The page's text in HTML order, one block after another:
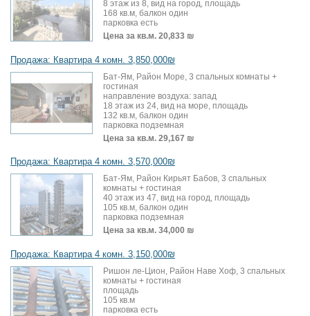
8 этаж из 8, вид на город, площадь
168 кв.м, балкон один
парковка есть
Цена за кв.м. 20,833 ₪
Продажа: Квартира 4 комн. 3,850,000₪
Бат-Ям, Район Море, 3 спальных комнаты +
гостиная
направление воздуха: запад
18 этаж из 24, вид на море, площадь
132 кв.м, балкон один
парковка подземная
Цена за кв.м. 29,167 ₪
Продажа: Квартира 4 комн. 3,570,000₪
Бат-Ям, Район Кирьят Бабов, 3 спальных
комнаты + гостиная
40 этаж из 47, вид на город, площадь
105 кв.м, балкон один
парковка подземная
Цена за кв.м. 34,000 ₪
Продажа: Квартира 4 комн. 3,150,000₪
Ришон ле-Цион, Район Наве Хоф, 3 спальных
комнаты + гостиная
площадь
105 кв.м
парковка есть